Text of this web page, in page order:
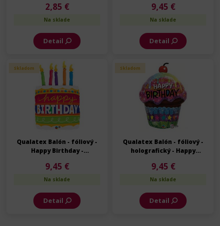
2,85 €
Na sklade
Detail
9,45 €
Na sklade
Detail
Skladom
Qualatex Balón - fóliový -
Happy Birthday -
9,45 €
Na sklade
Detail
Skladom
Qualatex Balón - fóliový -
holografický - Happy
cm
9,45 €
Na sklade
Detail